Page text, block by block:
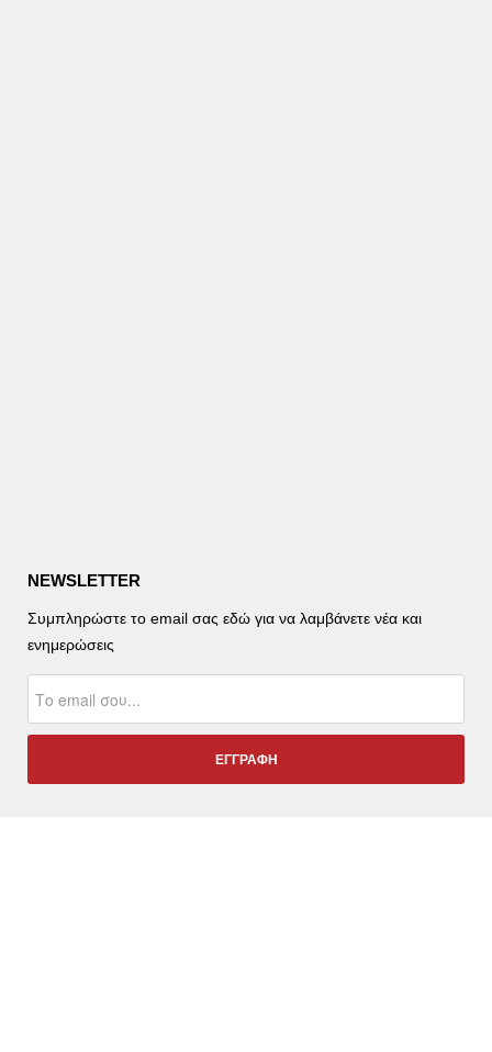
NEWSLETTER
Συμπληρώστε το email σας εδώ για να λαμβάνετε νέα και
ενημερώσεις